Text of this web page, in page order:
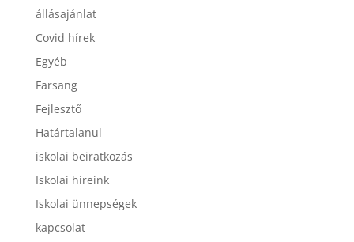
állásajánlat
Covid hírek
Egyéb
Farsang
Fejlesztő
Határtalanul
iskolai beiratkozás
Iskolai híreink
Iskolai ünnepségek
kapcsolat